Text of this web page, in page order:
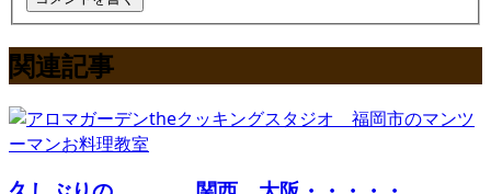
関連記事